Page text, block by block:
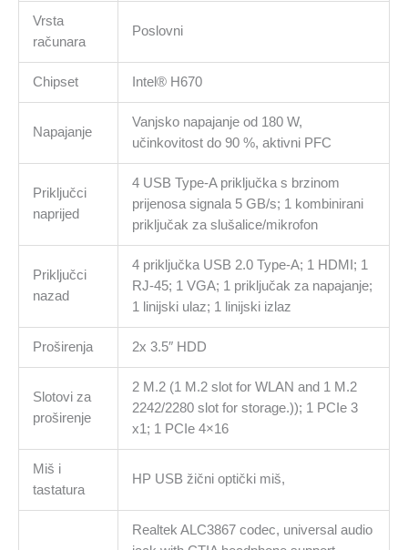
Vrsta
računara
Poslovni
Chipset Intel® H670
Napajanje
Vanjsko napajanje od 180 W,
učinkovitost do 90 %, aktivni PFC
Priključci
naprijed
4 USB Type-A priključka s brzinom
prijenosa signala 5 GB/s; 1 kombinirani
priključak za slušalice/mikrofon
Priključci
nazad
4 priključka USB 2.0 Type-A; 1 HDMI; 1
RJ-45; 1 VGA; 1 priključak za napajanje;
1 linijski ulaz; 1 linijski izlaz
Proširenja 2x 3.5″ HDD
Slotovi za
proširenje
2 M.2 (1 M.2 slot for WLAN and 1 M.2
2242/2280 slot for storage.)); 1 PCIe 3
x1; 1 PCIe 4×16
Miš i
tastatura
HP USB žični optički miš,
Realtek ALC3867 codec, universal audio